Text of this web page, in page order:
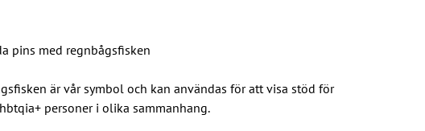
pins med regnbågsfisken
är vår symbol och kan användas för att visa stöd för
personer i olika sammanhang.